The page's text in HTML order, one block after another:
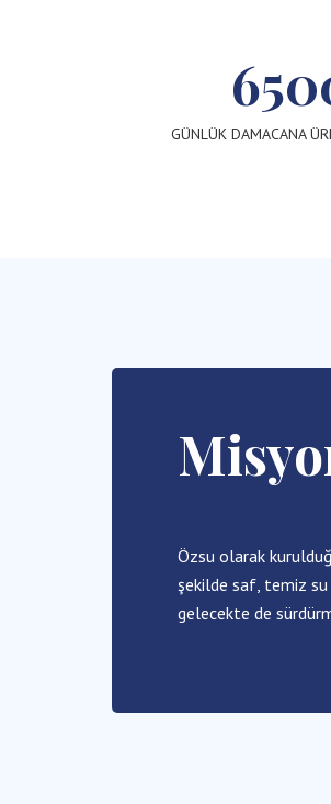
GÜNLÜK DAMACANA
Özsu olarak
şekilde saf, temiz su
gelecekte de